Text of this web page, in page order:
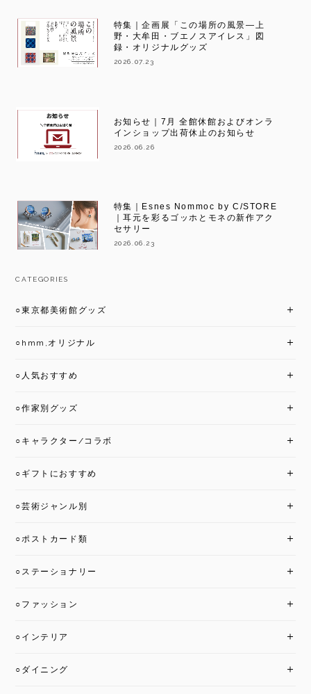
特集｜企画展「この場所の風景―上
野・大牟田・ブエノスアイレス」図
録・オリジナルグッズ
2026.07.23
お知らせ｜7月 全館休館およびオンラ
インショップ出荷休止のお知らせ
2026.06.26
特集｜Esnes Nommoc by C/STORE
｜耳元を彩るゴッホとモネの新作アク
セサリー
2026.06.23
CATEGORIES
○東京都美術館グッズ
○hmm,オリジナル
○人気おすすめ
○作家別グッズ
○キャラクター/コラボ
○ギフトにおすすめ
○芸術ジャンル別
○ポストカード類
○ステーショナリー
○ファッション
○インテリア
○ダイニング